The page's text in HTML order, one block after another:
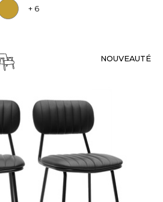
+ 6
NOUVEAUTÉ